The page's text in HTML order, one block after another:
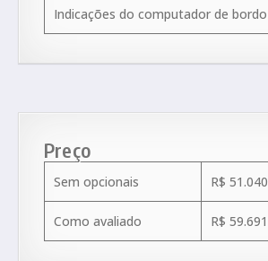
Indicações do computador de bordo
Preço
Sem opcionais R$ 51.040
Como avaliado R$ 59.691